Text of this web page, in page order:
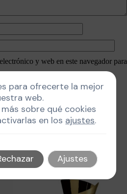
y web en este navegador para
para ofrecerte la mejor
web.
sobre qué cookies
en los ajustes.
Ajustes